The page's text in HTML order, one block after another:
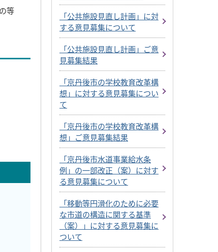
等
「公共施設見直し計画」に対
する意見募集について
「公共施設見直し計画」ご意
見募集結果
「京丹後市の学校教育改革構
想」に対する意見募集につい
て
「京丹後市の学校教育改革構
想」ご意見募集結果
「京丹後市水道事業給水条
例」の一部改正（案）に対す
る意見募集について
「移動等円滑化のために必要
な市道の構造に関する基準
（案）」に対する意見募集に
ついて